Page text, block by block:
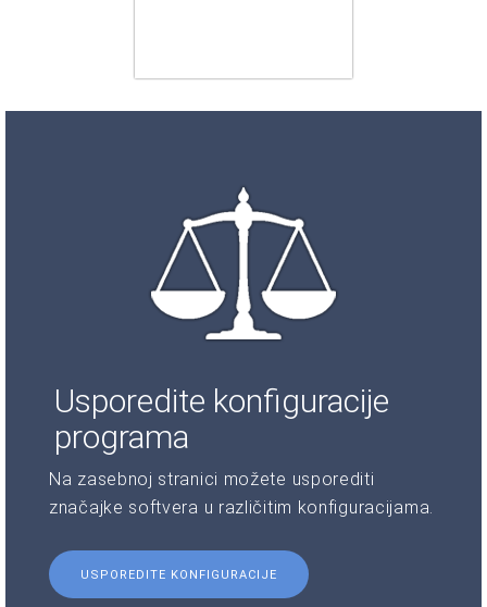
Usporedite konfiguracije
programa
Na zasebnoj stranici možete usporediti
značajke softvera u različitim konfiguracijama.
USPOREDITE KONFIGURACIJE